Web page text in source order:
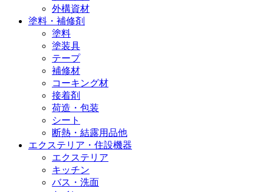
外構資材
塗料・補修剤
塗料
塗装具
テープ
補修材
コーキング材
接着剤
荷造・包装
シート
断熱・結露用品他
エクステリア・住設機器
エクステリア
キッチン
バス・洗面